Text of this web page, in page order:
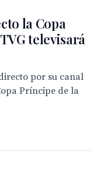
la Copa
televisará
por su canal
Príncipe de la